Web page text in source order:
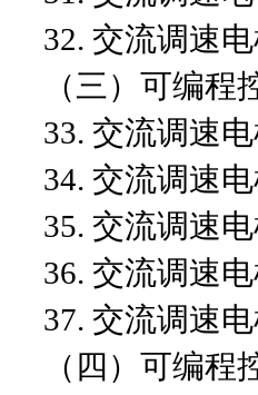
32. 交流调速
（三）可编
33. 交流调速
34. 交流调速
35. 交流调速
36. 交流调速
37. 交流调速
（四）可编程